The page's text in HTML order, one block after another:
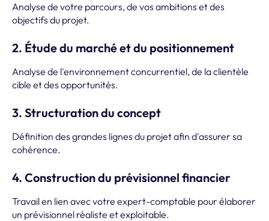
Analyse de votre parcours, de vos ambitions et des
objectifs du projet.
2. Étude du marché et du positionnement
Analyse de l'environnement concurrentiel, de la clientèle
cible et des opportunités.
3. Structuration du concept
Définition des grandes lignes du projet afin d'assurer sa
cohérence.
4. Construction du prévisionnel financier
Travail en lien avec votre expert-comptable pour élaborer
un prévisionnel réaliste et exploitable.